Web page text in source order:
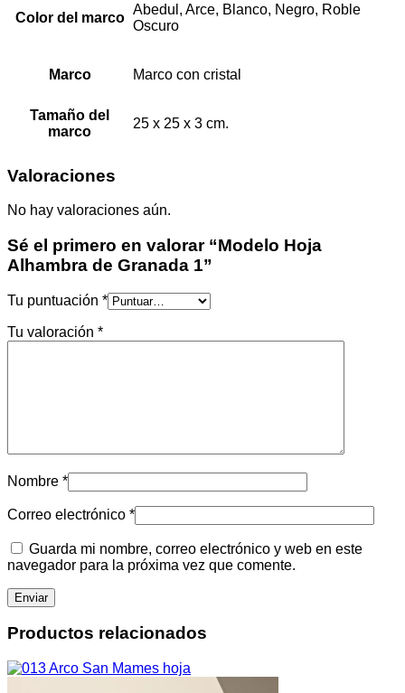
Color del marco
Abedul, Arce, Blanco, Negro, Roble
Oscuro
Marco Marco con cristal
Tamaño del
marco
25 x 25 x 3 cm.
Valoraciones
No hay valoraciones aún.
Sé el primero en valorar “Modelo Hoja
Alhambra de Granada 1”
Tu puntuación *
Tu valoración *
Nombre *
Correo electrónico *
Guarda mi nombre, correo electrónico y web en este
navegador para la próxima vez que comente.
Productos relacionados